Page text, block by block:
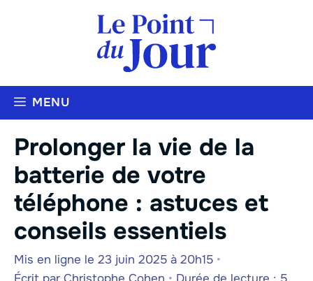
MENU
Prolonger la vie de la
batterie de votre
téléphone : astuces et
conseils essentiels
Mis en ligne le 23 juin 2025 à 20h15 •